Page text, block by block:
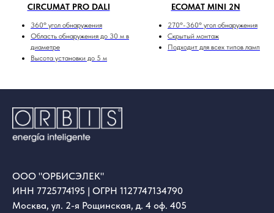
CIRCUMAT PRO DALI
360º угол обнаружения
Область обнаружения до 30 м в
диаметре
Высота установки до 5 м
ECOMAT MINI 2N
270º-360º угол обнаружения
Скрытый монтаж
Подходит для всех типов ламп
ООО "ОРБИСЭЛЕК"
ИНН 7725774195 | ОГРН 1127747134790
Москва, ул. 2-я Рощинская, д. 4 оф. 405